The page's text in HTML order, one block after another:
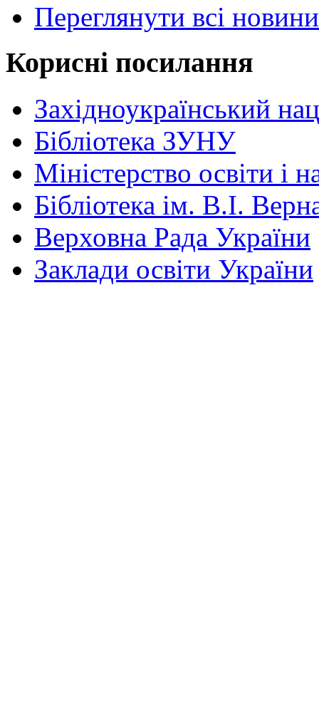
Переглянути всі новини
Корисні посилання
Західноукраїнський
Бібліотека ЗУНУ
Міністерство освіти і
Бібліотека ім. В.І.
Верховна Рада України
Заклади освіти України